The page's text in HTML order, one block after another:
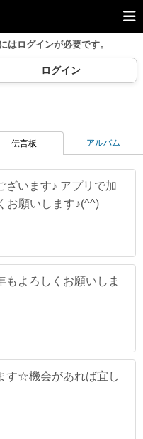
はログインが必要です。
ログイン
伝言板 アルバム
ざいます♪ アプリで加
お願いします♪(^^)
よろしくお願いしま
す☆機会があれば宜し